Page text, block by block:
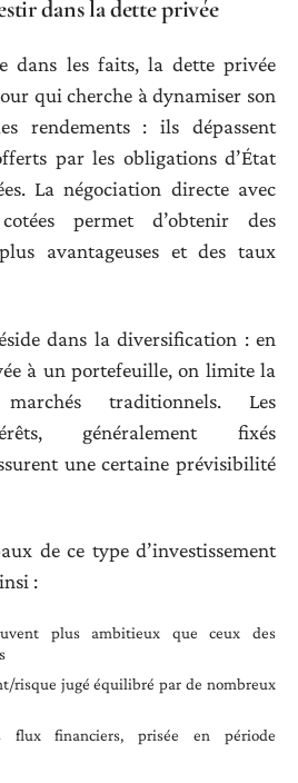
dans la dette privée
dans les faits, la dette privée
qui cherche à dynamiser son
rendements : ils dépassent
par les obligations d’État
La négociation directe avec
permet d’obtenir des
avantageuses et des taux
dans la diversification : en
à un portefeuille, on limite la
traditionnels. Les
généralement fixés
une certaine prévisibilité
de ce type d’investissement
:
plus ambitieux que ceux des
risque jugé équilibré par de nombreux
flux financiers, prisée en période